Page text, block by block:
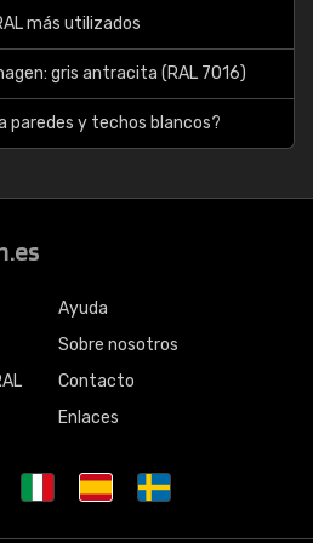
más utilizados
gris antracita (RAL 7016)
paredes y techos blancos?
Ayuda
Sobre nosotros
Contacto
Enlaces